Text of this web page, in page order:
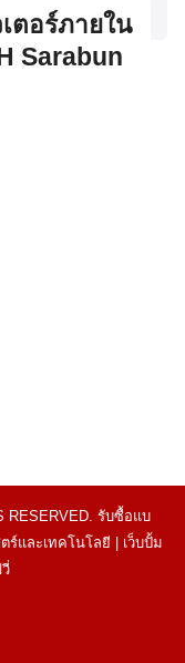
ตอร์ภายใน
Sarabun
RESERVED. รับซื้อแบ
ร์และเทคโนโลยี
เว็บปั้ม